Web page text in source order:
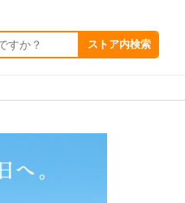
ストア内検索